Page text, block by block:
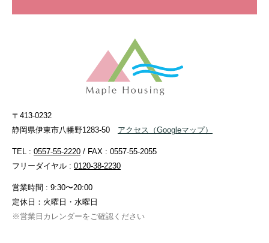
〒413-0232
静岡県伊東市八幡野1283-50
アクセス （Googleマップ）
TEL : 0557-55-2220 / FAX : 0557-55-2055
フリーダイヤル : 0120-38-2230
営業時間 : 9:30〜20:00
定休日：火曜日・水曜日
※営業日カレンダーをご確認ください